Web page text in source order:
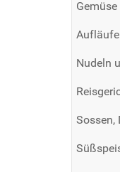
Gemüse
Nudeln
Sossen,